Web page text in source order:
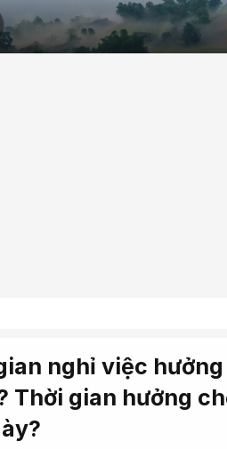
nghỉ việc
Thời gian hưởng